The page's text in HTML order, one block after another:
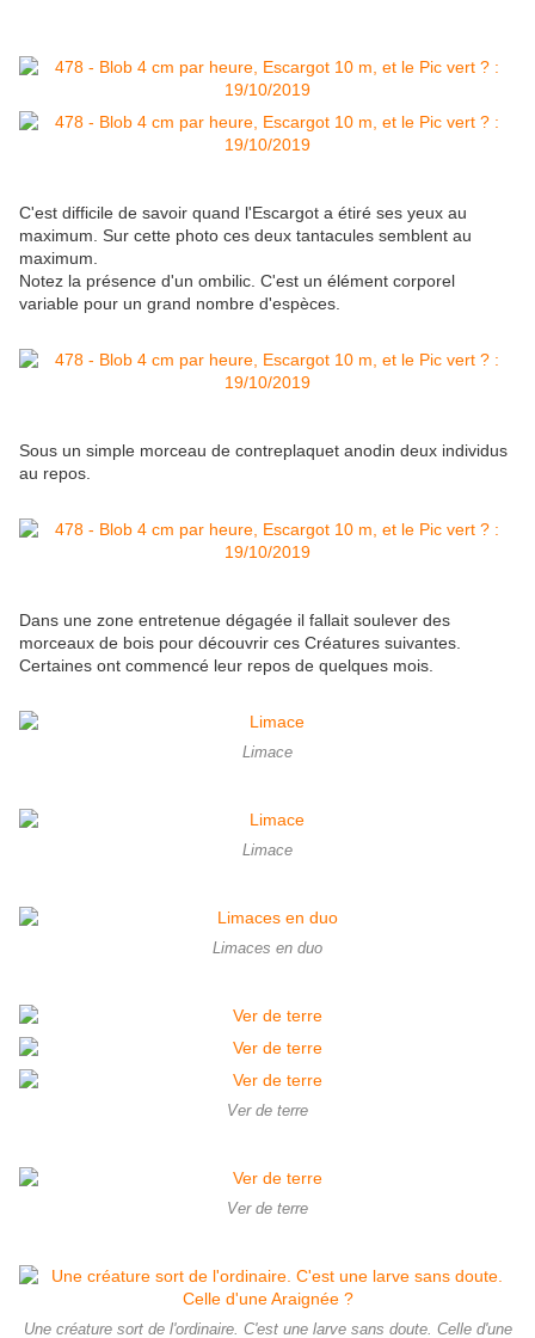
C'est difficile de savoir quand l'Escargot a étiré ses yeux au
maximum. Sur cette photo ces deux tantacules semblent au
maximum.
Notez la présence d'un ombilic. C'est un élément corporel
variable pour un grand nombre d'espèces.
Sous un simple morceau de contreplaquet anodin deux individus
au repos.
Dans une zone entretenue dégagée il fallait soulever des
morceaux de bois pour découvrir ces Créatures suivantes.
Certaines ont commencé leur repos de quelques mois.
Limace
Limace
Limaces en duo
Ver de terre
Ver de terre
Une créature sort de l'ordinaire. C'est une larve sans doute. Celle d'une